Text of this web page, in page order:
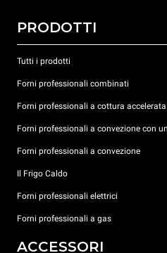
PRODOTTI
Tutti i prodotti
Forni professionali combinati
Forni professionali a cottura accelerata
Forni professionali a convezione con
Forni professionali a convezione
Il Frigo Caldo
Forni professionali elettrici
Forni professionali a gas
ACCESSORI